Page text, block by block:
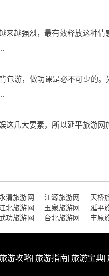
来越强烈，最有效释放这种
包游，做功课是必不可少的
这几大要素，所以延平旅游
清旅游网 江源旅游网 天桥
北旅游网 玉泉旅游网 延平
功旅游网 台北旅游网 丰原
游攻略| 旅游指南| 旅游宝典|